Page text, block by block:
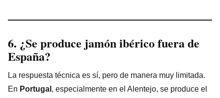
6. ¿Se produce jamón ibérico fuera de
España?
La respuesta técnica es sí, pero de manera muy limitada.
En Portugal , especialmente en el Alentejo, se produce el